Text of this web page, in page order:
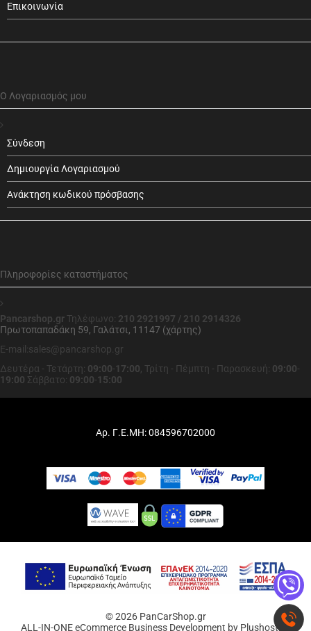
Επικοινωνία
Ο Λογαριασμός μου
Σύνδεση
Δημιουργία Λογαριασμού
Ανάκτηση κωδικού πρόσβασης
Πληροφορίες καταστήματος
Pancarshop.gr Τηλέφωνο: 210 2921997 / 210 2914326
Πρωτοπαπαδάκη 59, Γαλάτσι, 11147 (χάρτης)
E-mail:sales@pancarshop.gr
Δευτέρα - Τετάρτη: 09:00-17:00, Τρίτη - Πέμπτη - Παρασκευή: 09:00-
19:00 Σάββατο: 09:00-15:00
Αρ. Γ.Ε.ΜΗ: 084596702000
© 2026 PanCarShop.gr
ALL-IN-ONE eCommerce Business Development by Plushost.gr